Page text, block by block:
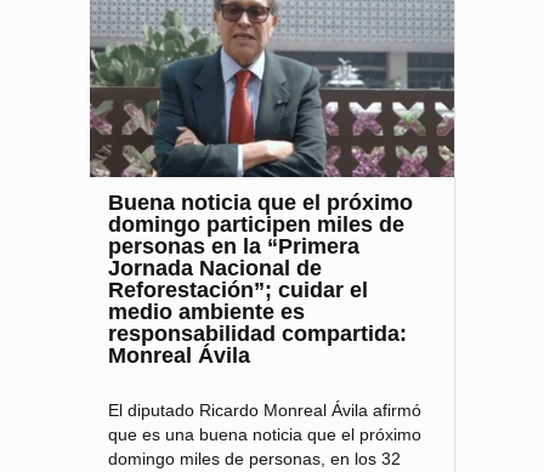
Buena noticia que el próximo
domingo participen miles de
personas en la “Primera
Jornada Nacional de
Reforestación”; cuidar el
medio ambiente es
responsabilidad compartida:
Monreal Ávila
El diputado Ricardo Monreal Ávila afirmó
que es una buena noticia que el próximo
domingo miles de personas, en los 32